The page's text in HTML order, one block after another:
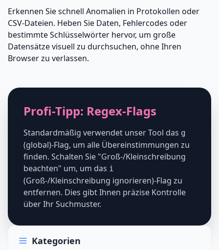
Erkennen Sie schnell Anomalien in Protokollen oder
CSV-Dateien. Heben Sie Daten, Fehlercodes oder
bestimmte Schlüsselwörter hervor, um große
Datensätze visuell zu durchsuchen, ohne Ihren
Browser zu verlassen.
Profi-Tipp: Regex-Flags
Standardmäßig verwendet unser Tool das g
(global)-Flag, um alle Übereinstimmungen zu
finden. Schalten Sie "Groß-/Kleinschreibung
beachten" um, um das i
(Groß-/Kleinschreibung ignorieren)-Flag zu
entfernen. Dies gibt Ihnen präzise Kontrolle
über Ihr Suchmuster.
Kategorien